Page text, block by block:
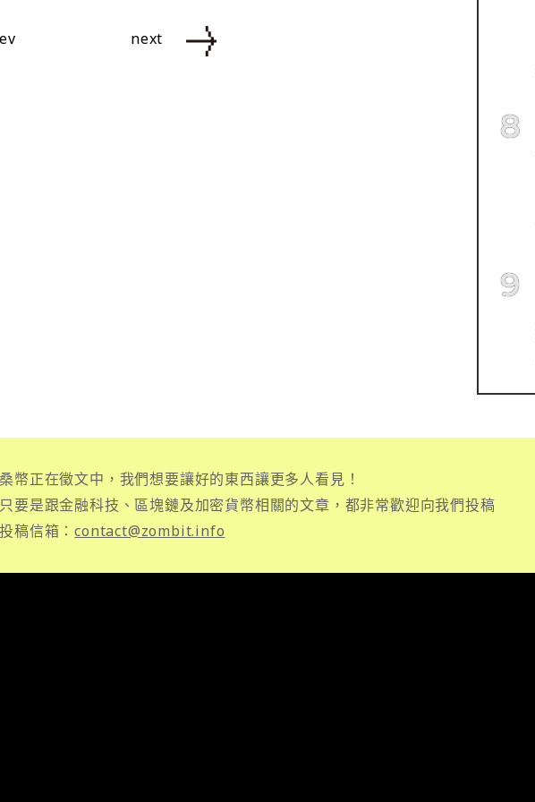
next
桑幣正在徵文中，我們想要讓好的東西讓更多人看見！
只要是跟金融科技、區塊鏈及加密貨幣相關的文章，都非常歡迎向我們投稿
投稿信箱：contact@zombit.info